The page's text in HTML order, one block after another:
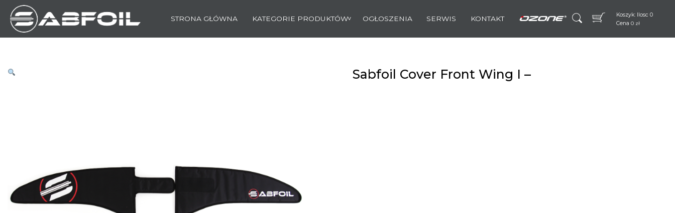
STRONA GŁÓWNA KATEGORIE PRODUKTÓW OGŁOSZENIA SERWIS KONTAKT
Koszyk: Ilosc 0
Cena 0 zł
Sabfoil Cover Front Wing I –